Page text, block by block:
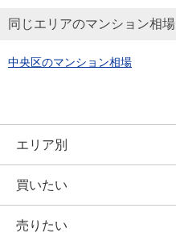
同じエリアのマンション相場
中央区のマンション相場
エリア別
買いたい
売りたい